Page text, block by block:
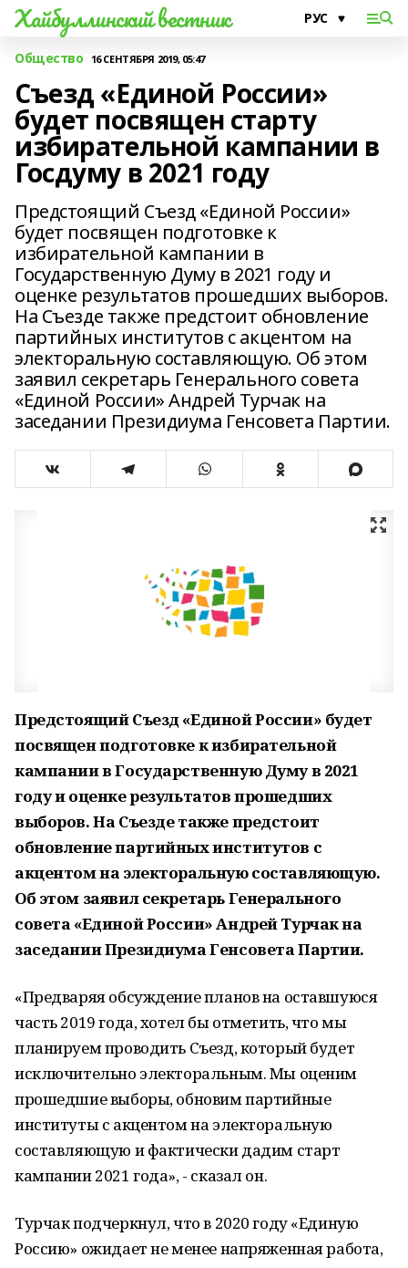
Хайбуллинский вестник
Общество 16 СЕНТЯБРЯ 2019, 05:47
Съезд «Единой России»
будет посвящен старту
избирательной кампании в
Госдуму в 2021 году
Предстоящий Съезд «Единой России»
будет посвящен подготовке к
избирательной кампании в
Государственную Думу в 2021 году и
оценке результатов прошедших выборов.
На Съезде также предстоит обновление
партийных институтов с акцентом на
электоральную составляющую. Об этом
заявил секретарь Генерального совета
«Единой России» Андрей Турчак на
заседании Президиума Генсовета Партии.
Предстоящий Съезд «Единой России» будет
посвящен подготовке к избирательной
кампании в Государственную Думу в 2021
году и оценке результатов прошедших
выборов. На Съезде также предстоит
обновление партийных институтов с
акцентом на электоральную составляющую.
Об этом заявил секретарь Генерального
совета «Единой России» Андрей Турчак на
заседании Президиума Генсовета Партии.
«Предваряя обсуждение планов на оставшуюся
часть 2019 года, хотел бы отметить, что мы
планируем проводить Съезд, который будет
исключительно электоральным. Мы оценим
прошедшие выборы, обновим партийные
институты с акцентом на электоральную
составляющую и фактически дадим старт
кампании 2021 года», - сказал он.
Турчак подчеркнул, что в 2020 году «Единую
Россию» ожидает не менее напряженная работа,